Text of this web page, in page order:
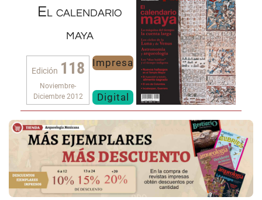
El calendario
maya
Edición 118
Noviembre-
Diciembre 2012
Impresa
Digital